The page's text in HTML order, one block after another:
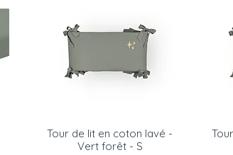
Tour de lit en coton lavé -
Vert forêt - S